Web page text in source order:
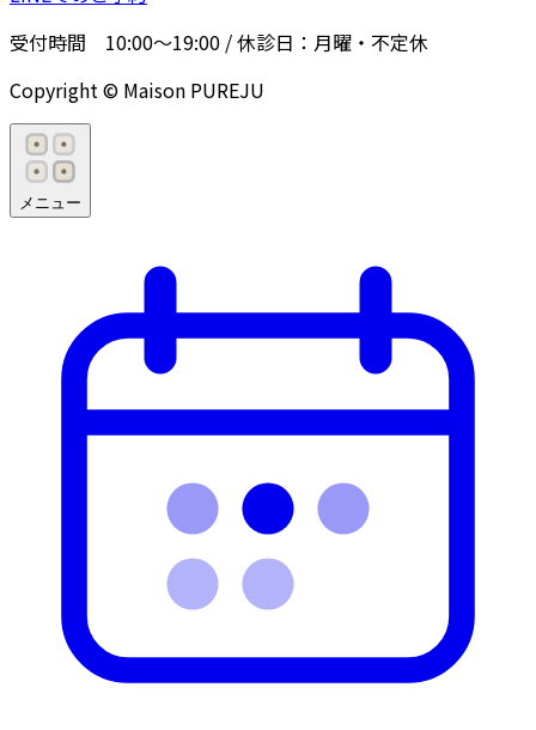
受付時間 10:00〜19:00 / 休診日： 月曜・不定休
Copyright © Maison PUREJU
メニュー